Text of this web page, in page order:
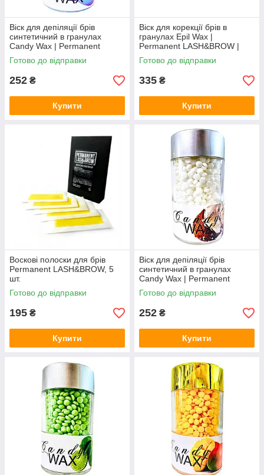
Віск для депіляції брів
синтетичний в гранулах
Candy Wax | Permanent
LASH&BROW | Ківі | 110g
Готово до відправки
252 ₴
Купити
Віск для корекції брів в
гранулах Epil Wax |
Permanent LASH&BROW |
Чорний | 250g
Готово до відправки
335 ₴
Купити
Воскові полоски для брів
Permanent LASH&BROW, 5
шт.
Готово до відправки
195 ₴
Купити
Віск для депіляції брів
синтетичний в гранулах
Candy Wax | Permanent
LASH&BROW | Кокос | 110g
Готово до відправки
252 ₴
Купити